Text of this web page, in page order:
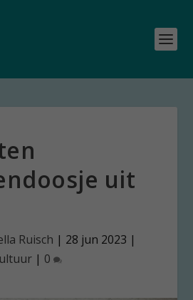
uit
Ruisch | 28 jun 2023 |
| 0